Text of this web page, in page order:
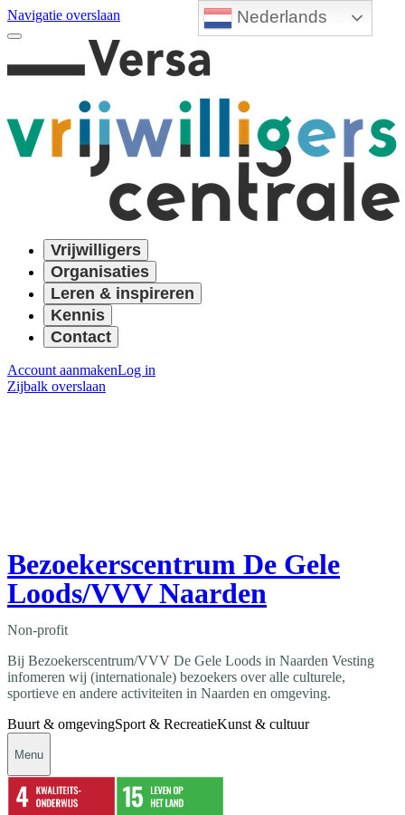
Nederlands
Navigatie overslaan
Vrijwilligers
Organisaties
Leren & inspireren
Kennis
Contact
Account aanmakenLog in
Zijbalk overslaan
Bezoekerscentrum De Gele
Loods/VVV Naarden
Non-profit
Bij Bezoekerscentrum/VVV De Gele Loods in Naarden Vesting
infomeren wij (internationale) bezoekers over alle culturele,
sportieve en andere activiteiten in Naarden en omgeving.
Buurt & omgevingSport & RecreatieKunst & cultuur
Menu